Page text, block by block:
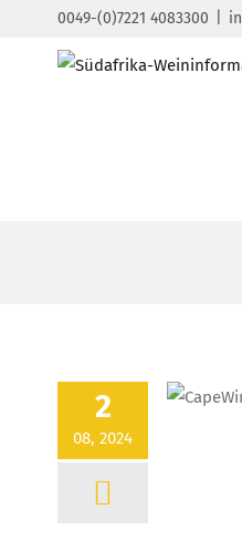
0049-(0)7221 4083300
2
08, 2024